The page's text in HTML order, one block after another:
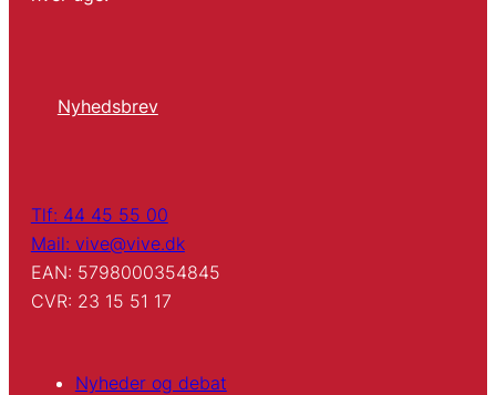
Nyhedsbrev
Tlf: 44 45 55 00
Mail: vive@vive.dk
EAN: 5798000354845
CVR: 23 15 51 17
Nyheder og debat